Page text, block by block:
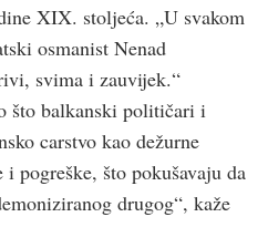
XIX. stoljeća. „U svakom
osmanist Nenad
svima i zauvijek.“
što balkanski političari i
carstvo kao dežurne
i pogreške, što pokušavaju da
drugog“, kaže